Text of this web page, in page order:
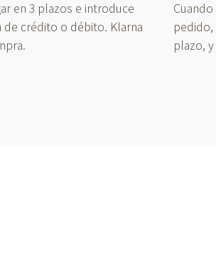
en 3 plazos e introduce
crédito o débito. Klarna
plazo,